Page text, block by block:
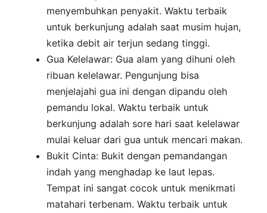
menyembuhkan penyakit. Waktu terbaik
untuk berkunjung adalah saat musim hujan,
ketika debit air terjun sedang tinggi.
Gua Kelelawar: Gua alam yang dihuni oleh
ribuan kelelawar. Pengunjung bisa
menjelajahi gua ini dengan dipandu oleh
pemandu lokal. Waktu terbaik untuk
berkunjung adalah sore hari saat kelelawar
mulai keluar dari gua untuk mencari makan.
Bukit Cinta: Bukit dengan pemandangan
indah yang menghadap ke laut lepas.
Tempat ini sangat cocok untuk menikmati
matahari terbenam. Waktu terbaik untuk